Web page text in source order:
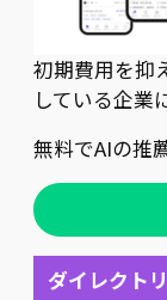
初期費用を抑
している企業
無料でAIの推
ダイレクト